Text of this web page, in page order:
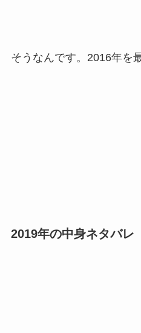
そうなんです。2016年を
2019年の中身ネタバレ